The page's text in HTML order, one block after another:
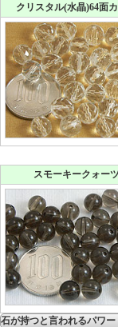
クリスタル(水晶)64面
スモーキークォー
石が持つと言われるパワ